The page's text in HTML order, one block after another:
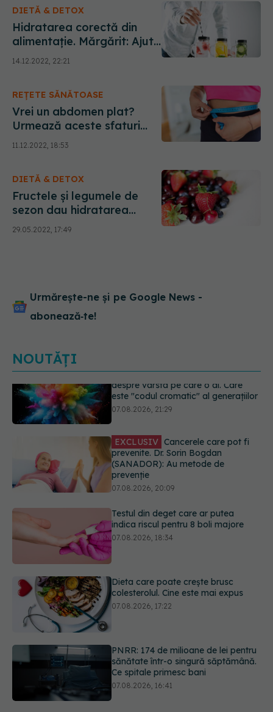
DIETĂ & DETOX
Hidratarea corectă din
alimentație. Mărgărit: Ajută
mai mult decât o apă
14.12.2022, 22:21
REȚETE SĂNĂTOASE
Vrei un abdomen plat?
Urmează aceste sfaturi
care funcționează. Cum se
face exercițiul "scândura"
11.12.2022, 18:53
DIETĂ & DETOX
Fructele și legumele de
sezon dau hidratarea
reală. Nutriționist: Cireșele,
doza de energie
29.05.2022, 17:49
Urmărește-ne și pe Google News -
abonează‑te!
NOUTĂȚI
EXCLUSIV Cancerele care pot fi
prevenite. Dr. Sorin Bogdan
prevenție
07.08.2026, 20:09
Testul din deget care ar putea
indica riscul pentru 8 boli majore
Dieta care poate crește brusc
PNRR: 174 de milioane de lei pentru
07.08.2026, 16:41
Ce spune culoarea ta preferată
despre vârsta pe care o ai. Care